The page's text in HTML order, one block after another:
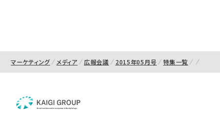
マーケティング メディア 広報会議 2015年05月号 特集一覧